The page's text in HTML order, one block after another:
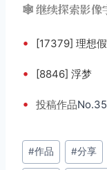
🕸️ 继续探索影像
• [17379] 理想
• [8846] 浮梦
• 投稿作品
文
章
#作品 #分享